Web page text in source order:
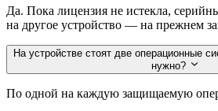
Да. Пока лицензия не истекла,
на другое устройство — на прежнем
На устройстве стоят две операционные
нужно?
По одной на каждую защищаемую